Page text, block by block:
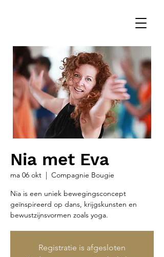
Nia met Eva
ma 06 okt
  |
Compagnie Bougie
Nia is een uniek bewegingsconcept
geïnspireerd op dans, krijgskunsten en
bewustzijnsvormen zoals yoga.
Registratie is afgesloten